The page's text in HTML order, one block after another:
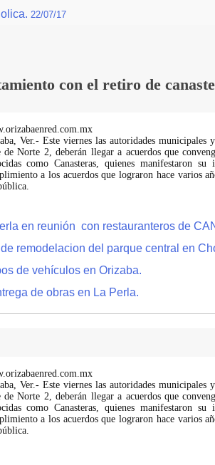
22/07/17
con el retiro de
Ver.- Este viernes las autoridades municipales
de Norte 2, deberán llegar a acuerdos que
como Canasteras, quienes manifestaron
a los acuerdos que lograron hace varios
en reunión con restauranteros de
remodelacion del parque central en
de vehículos en Orizaba.
de obras en La Perla.
Ver.- Este viernes las autoridades municipales
de Norte 2, deberán llegar a acuerdos que
como Canasteras, quienes manifestaron
a los acuerdos que lograron hace varios